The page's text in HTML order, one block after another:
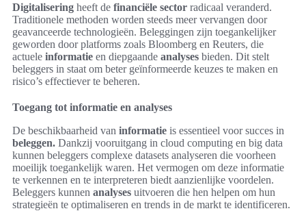
Digitalisering heeft de financiële sector radicaal veranderd.
Traditionele methoden worden steeds meer vervangen door
geavanceerde technologieën. Beleggingen zijn toegankelijker
geworden door platforms zoals Bloomberg en Reuters, die
actuele informatie en diepgaande analyses bieden. Dit stelt
beleggers in staat om beter geïnformeerde keuzes te maken en
risico’s effectiever te beheren.
Toegang tot informatie en analyses
De beschikbaarheid van informatie is essentieel voor succes in
beleggen. Dankzij vooruitgang in cloud computing en big data
kunnen beleggers complexe datasets analyseren die voorheen
moeilijk toegankelijk waren. Het vermogen om deze informatie
te verkennen en te interpreteren biedt aanzienlijke voordelen.
Beleggers kunnen analyses uitvoeren die hen helpen om hun
strategieën te optimaliseren en trends in de markt te identificeren.